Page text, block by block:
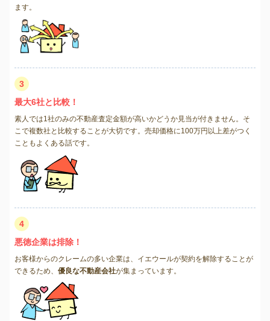
ます。
3
最大6社と比較！
素人では1社のみの不動産査定金額が高いかどうか見当が付きません。そ
こで複数社と比較することが大切です。売却価格に100万円以上差がつく
こともよくある話です。
4
悪徳企業は排除！
お客様からのクレームの多い企業は、イエウールが契約を解除することが
できるため、 優良な不動産会社が集まっています。